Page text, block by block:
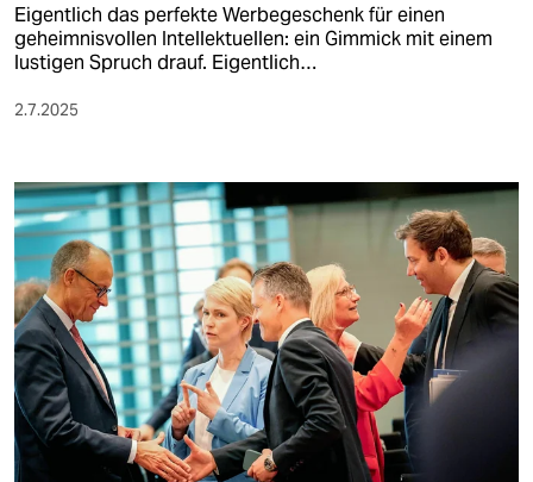
Eigentlich das perfekte Werbegeschenk für einen
geheimnisvollen Intellektuellen: ein Gimmick mit einem
lustigen Spruch drauf. Eigentlich…
2.7.2025